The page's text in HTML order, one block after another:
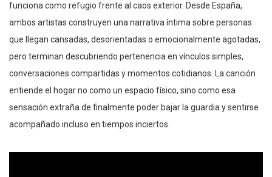
funciona como refugio frente al caos exterior. Desde España,
ambos artistas construyen una narrativa íntima sobre personas
que llegan cansadas, desorientadas o emocionalmente agotadas,
pero terminan descubriendo pertenencia en vínculos simples,
conversaciones compartidas y momentos cotidianos. La canción
entiende el hogar no como un espacio físico, sino como esa
sensación extraña de finalmente poder bajar la guardia y sentirse
acompañado incluso en tiempos inciertos.